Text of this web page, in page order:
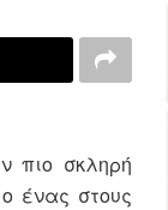
πιο σκληρή
ένας στους